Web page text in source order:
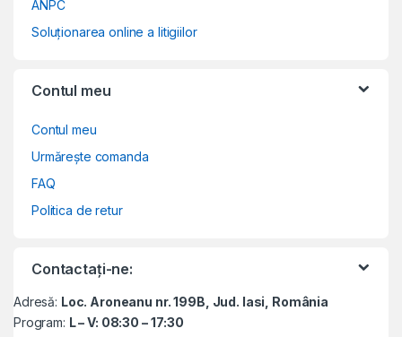
ANPC
Soluționarea online a litigiilor
Contul meu
Contul meu
Urmărește comanda
FAQ
Politica de retur
Contactați-ne:
Adresă: Loc. Aroneanu nr. 199B, Jud. Iasi, România
Program: L – V: 08:30 – 17:30